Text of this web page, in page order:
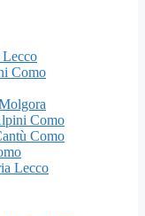
Como
Como
Como
Lecco